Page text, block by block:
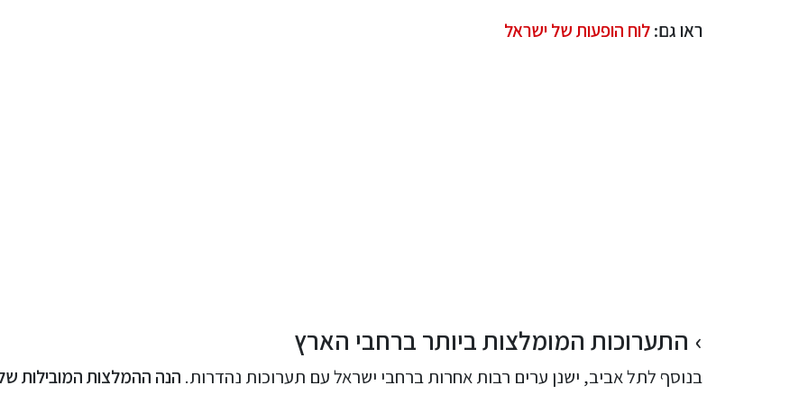
ראו גם:לוח הופעות של ישראל
התערוכות המומלצות ביותר ברחבי הארץ
בנוסף לתל אביב, ישנן ערים רבות אחרות ברחבי ישראל עם תערוכות נהדרות. הנה ההמלצות המובילות